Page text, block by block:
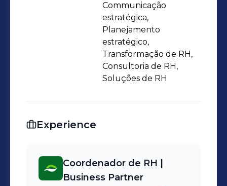
Communicação
estratégica,
Planejamento
estratégico,
Transformação de RH,
Consultoria de RH,
Soluções de RH
Experience
Coordenador de RH |
Business Partner